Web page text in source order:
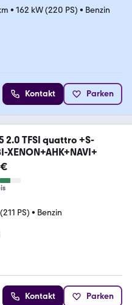
• 162 kW (220 PS) • Benzin
Kontakt Parken
2.0 TFSI quattro +S-
XENON+AHK+NAVI+
PS) • Benzin
Kontakt Parken